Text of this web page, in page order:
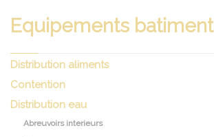
Equipements batiment
Distribution aliments
Contention
Distribution eau
Abreuvoirs interieurs